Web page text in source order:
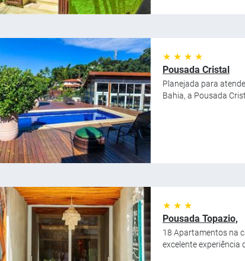
★ ★ ★ ★
Pousada Cristal
Planejada para
Bahia, a Pousada
★ ★ ★
Pousada Topazio,
18 Apartamentos na
excelente experiência